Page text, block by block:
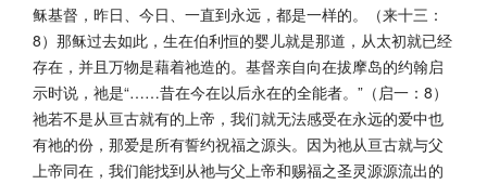
稣基督，昨日、今日、一直到永远，都是一样的。（来十三：
8）那稣过去如此，生在伯利恒的婴儿就是那道，从太初就已经
存在，并且万物是藉着祂造的。基督亲自向在拔摩岛的约翰启
示时说，祂是“……昔在今在以后永在的全能者。”（启一：8）
祂若不是从亘古就有的上帝，我们就无法感受在永远的爱中也
有祂的份，那爱是所有誓约祝福之源头。因为祂从亘古就与父
上帝同在，我们能找到从祂与父上帝和赐福之圣灵源源流出的